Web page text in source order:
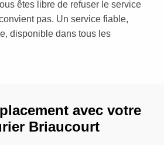
êtes libre de refuser le service
pas. Un service fiable,
disponible dans tous les
avec votre
Briaucourt